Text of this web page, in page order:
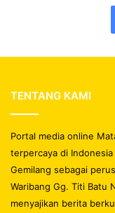
TENTANG KAMI
Portal media online
terpercaya di
Gemilang sebagai
Waribang Gg. Titi Batu
menyajikan berita